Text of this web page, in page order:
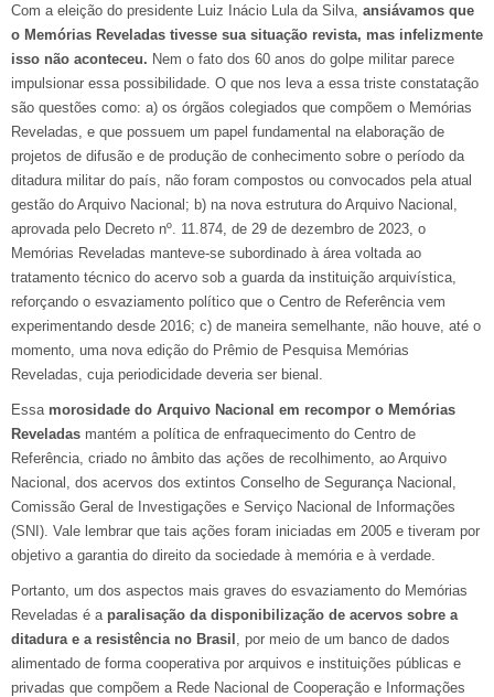
Com a eleição do presidente Luiz Inácio Lula da Silva, ansiávamos que
o Memórias Reveladas tivesse sua situação revista, mas infelizmente
isso não aconteceu. Nem o fato dos 60 anos do golpe militar parece
impulsionar essa possibilidade. O que nos leva a essa triste constatação
são questões como: a) os órgãos colegiados que compõem o Memórias
Reveladas, e que possuem um papel fundamental na elaboração de
projetos de difusão e de produção de conhecimento sobre o período da
ditadura militar do país, não foram compostos ou convocados pela atual
gestão do Arquivo Nacional; b) na nova estrutura do Arquivo Nacional,
aprovada pelo Decreto nº. 11.874, de 29 de dezembro de 2023, o
Memórias Reveladas manteve-se subordinado à área voltada ao
tratamento técnico do acervo sob a guarda da instituição arquivística,
reforçando o esvaziamento político que o Centro de Referência vem
experimentando desde 2016; c) de maneira semelhante, não houve, até o
momento, uma nova edição do Prêmio de Pesquisa Memórias
Reveladas, cuja periodicidade deveria ser bienal.
Essa morosidade do Arquivo Nacional em recompor o Memórias
Reveladas mantém a política de enfraquecimento do Centro de
Referência, criado no âmbito das ações de recolhimento, ao Arquivo
Nacional, dos acervos dos extintos Conselho de Segurança Nacional,
Comissão Geral de Investigações e Serviço Nacional de Informações
(SNI). Vale lembrar que tais ações foram iniciadas em 2005 e tiveram por
objetivo a garantia do direito da sociedade à memória e à verdade.
Portanto, um dos aspectos mais graves do esvaziamento do Memórias
Reveladas é a paralisação da disponibilização de acervos sobre a
ditadura e a resistência no Brasil , por meio de um banco de dados
alimentado de forma cooperativa por arquivos e instituições públicas e
privadas que compõem a Rede Nacional de Cooperação e Informações